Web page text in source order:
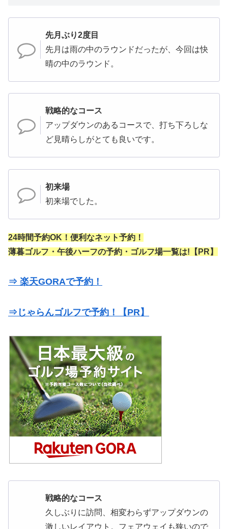
先月ぶり2度目
先月は雨の中のラウンドだったが、今回は快
晴の中のラウンド。
戦略的なコース
アップダウンのあるコースで、打ち下ろしな
ど見晴らしがとても良いです。
初来場
初来場でした。
24時間予約OK！便利なネット予約！
薄暮ゴルフ・午後ハーフの予約・ゴルフ場一覧は!【PR】
⇒ 楽天GORAで予約！
⇒じゃらんゴルフで予約！【PR】
戦略的なコース
久しぶりに訪問、相変わらずアップダウンの
激しいレイアウト。フェアウェイも狭いので